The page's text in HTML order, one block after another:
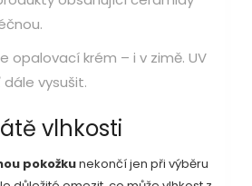
opalovací krém – i v zimě. UV
vysušit.
vlhkosti
pokožkunekončí jen při výběru